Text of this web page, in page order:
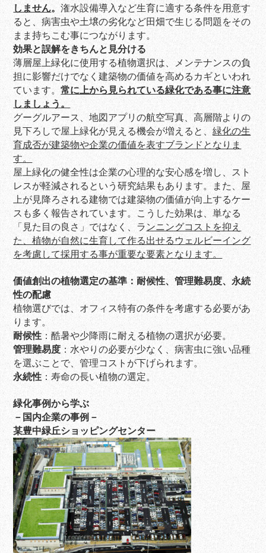
しません。潅水設備導入など生育に適する条件を用意す
ると、病害虫や土壌の劣化など田畑で生じる問題をその
まま持ちこむ事につながります。
効果と誤解をきちんと見分ける
薄層屋上緑化に使用する植物選択は、メンテナンスの負
担に影響だけでなく建築物の価値を高めるカギといわれ
ています。常に上から見られている緑化である事に注意
しましょう。
グーグルアース、地図アプリの航空写真、高層階よりの
見下ろしで屋上緑化が見える機会が増えると、緑化の生
育成否が建築物や企業の価値を表すブランドとなりま
す。
屋上緑化の健全性は企業の心理的な安心感を増し、スト
レスが軽減されるという研究結果もあります。また、屋
上が見降ろされる建物では建築物の価値が向上するケー
スも多く報告されています。こうした効果は、単なる
「見た目の良さ」ではなく、ランニングコストを抑え
た、植物が自然に生育して作る出せるウェルビーイング
を考慮して採用する事が重要な要素となります。
価値創出の植物選定の基準：耐候性、管理難易度、永続
性の配慮
植物選びでは、オフィス特有の条件を考慮する必要があ
ります。
耐候性 ：酷暑や少降雨に耐える植物の選択が必要。
管理難易度 ：水やりの必要が少なく、病害虫に強い品種
を選ぶことで、管理コストが下げられます。
永続性 ：寿命の長い植物の選定。
緑化事例から学ぶ
－国内企業の事例－
某豊中緑丘ショッピングセンター